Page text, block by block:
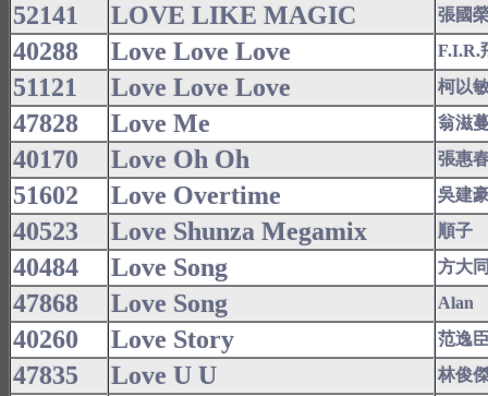
52141 LOVE LIKE MAGIC 張國
40288 Love Love Love F.I.R.
51121 Love Love Love 柯以
47828 Love Me 翁滋
40170 Love Oh Oh 張惠
51602 Love Overtime 吳建
40523 Love Shunza Megamix 順子
40484 Love Song 方大
47868 Love Song Alan
40260 Love Story 范逸
47835 Love U U 林俊